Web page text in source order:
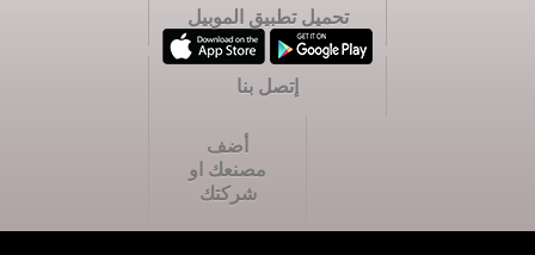
تحميل تطبيق الموبيل
إتصل بنا
أضف
مصنعك او
شركتك